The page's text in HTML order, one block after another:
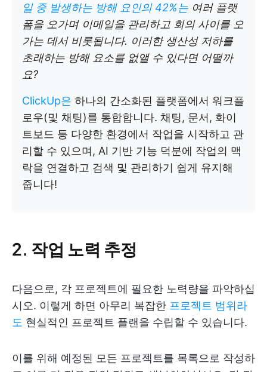
일 중 발생하는 방해 요인의 42%는 여러 플랫
폼을 오가며 이메일을 관리하고 회의 사이를 오
가는 데서 비롯됩니다. 이러한 생산성 저하를
초래하는 방해 요소를 없앨 수 있다면 어떨까
요?
ClickUp은 하나의 간소화된 플랫폼에서 워크플
로우(및 채팅)를 통합합니다. 채팅, 문서, 화이
트보드 등 다양한 환경에서 작업을 시작하고 관
리할 수 있으며, AI 기반 기능 덕분에 작업의 맥
락을 연결하고 검색 및 관리하기 쉽게 유지해
줍니다!
2. 작업 노력 추정
다음으로, 각 프로젝트에 필요한 노력량을 파악하십
시오. 이렇게 하면 아무리 복잡한 프로젝트 범위라
도 현실적인 프로젝트 플랜을 수립할 수 있습니다.
이를 위해 예정된 모든 프로젝트를 목록으로 작성하